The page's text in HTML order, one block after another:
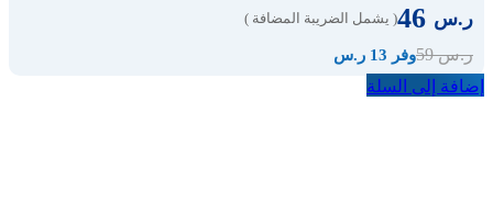
ر.س ( يشمل الضريبة المضافة )
ر.س59 وفر 13 ر.س
إضافة إلى السلة